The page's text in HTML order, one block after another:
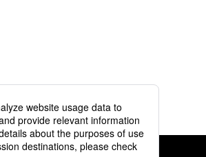
Corporation